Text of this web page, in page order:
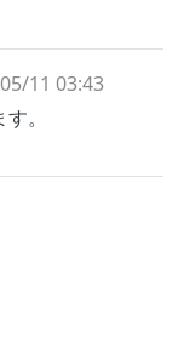
11 03:43
。